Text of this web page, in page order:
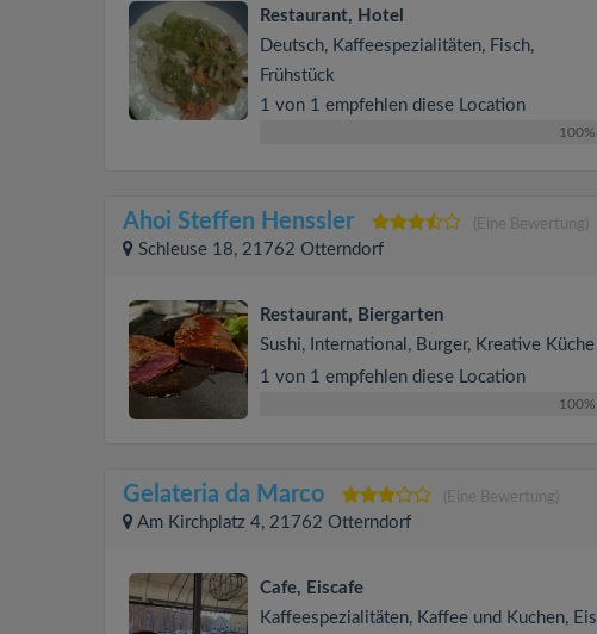
Restaurant, Hotel
Deutsch, Kaffeespezialitäten, Fisch,
Frühstück
1 von 1 empfehlen diese Location
100%
Ahoi Steffen Henssler (Eine Bewertung)
Schleuse 18, 21762 Otterndorf
Restaurant, Biergarten
Sushi, International, Burger, Kreative Küche
1 von 1 empfehlen diese Location
100%
Gelateria da Marco (Eine Bewertung)
Am Kirchplatz 4, 21762 Otterndorf
Cafe, Eiscafe
Kaffeespezialitäten, Kaffee und Kuchen, Eis